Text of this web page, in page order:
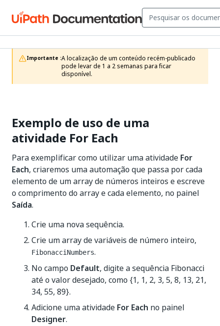
Importante :A localização de um conteúdo recém-publicado
pode levar de 1 a 2 semanas para ficar
disponível.
Exemplo de uso de uma
atividade For Each
Para exemplificar como utilizar uma atividade For
Each, criaremos uma automação que passa por cada
elemento de um array de números inteiros e escreve
o comprimento do array e cada elemento, no painel
Saída.
Crie uma nova sequência.
Crie um array de variáveis de número inteiro,
FibonacciNumbers.
No campo Default, digite a sequência Fibonacci
até o valor desejado, como {1, 1, 2, 3, 5, 8, 13, 21,
34, 55, 89}.
Adicione uma atividade For Each no painel
Designer.